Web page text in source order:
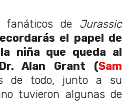
fanáticos de Jurassic
el papel de
niña que queda al
Alan Grant (Sam
de todo, junto a su
tuvieron algunas de